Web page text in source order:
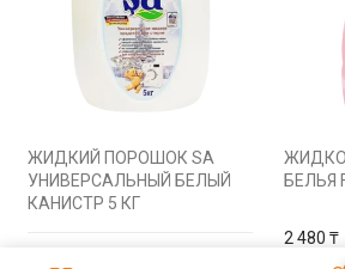
ЖИДКИЙ ПОРОШОК SA
УНИВЕРСАЛЬНЫЙ БЕЛЫЙ
КАНИСТР 5 КГ
БЕЛЬЯ
2 480 ₸